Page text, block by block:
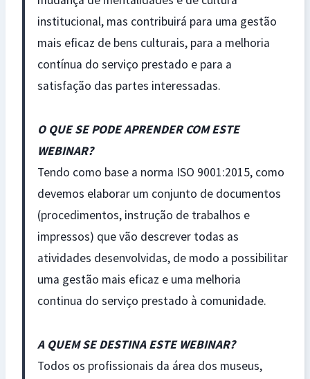
institucional, mas contribuirá para uma gestão
mais eficaz de bens culturais, para a melhoria
contínua do serviço prestado e para a
satisfação das partes interessadas.
O QUE SE PODE APRENDER COM ESTE
WEBINAR?
Tendo como base a norma ISO 9001:2015, como
devemos elaborar um conjunto de documentos
(procedimentos, instrução de trabalhos e
impressos) que vão descrever todas as
atividades desenvolvidas, de modo a possibilitar
uma gestão mais eficaz e uma melhoria
continua do serviço prestado à comunidade.
A QUEM SE DESTINA ESTE WEBINAR?
Todos os profissionais da área dos museus,